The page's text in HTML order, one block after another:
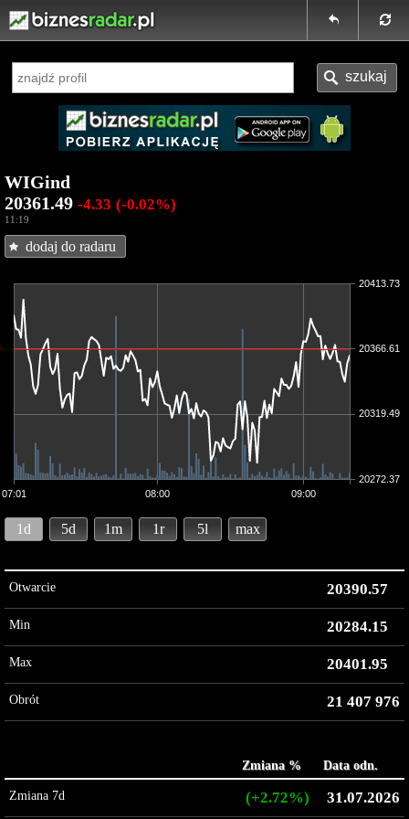
WIGind
20361.49 -4.33 (-0.02%)
11:19
dodaj do radaru
07:01 08:00 09:00
20272.37
20319.49
20366.61
20413.73
1d 5d 1m 1r 5l max
Otwarcie 20390.57
Min 20284.15
Max 20401.95
Obrót 21 407 976
Zmiana % Data odn.
Zmiana 7d (+2.72%) 31.07.2026